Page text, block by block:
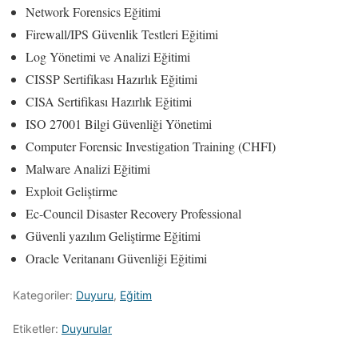
Network Forensics Eğitimi
Firewall/IPS Güvenlik Testleri Eğitimi
Log Yönetimi ve Analizi Eğitimi
CISSP Sertifikası Hazırlık Eğitimi
CISA Sertifikası Hazırlık Eğitimi
ISO 27001 Bilgi Güvenliği Yönetimi
Computer Forensic Investigation Training (CHFI)
Malware Analizi Eğitimi
Exploit Geliştirme
Ec-Council Disaster Recovery Professional
Güvenli yazılım Geliştirme Eğitimi
Oracle Veritananı Güvenliği Eğitimi
Kategoriler: Duyuru, Eğitim
Etiketler: Duyurular